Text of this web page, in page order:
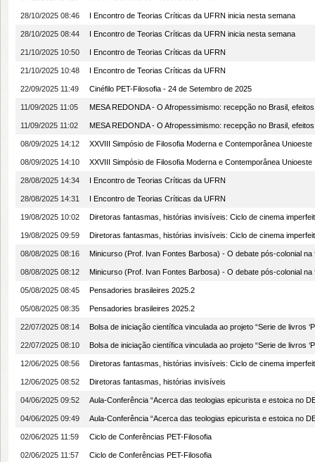
28/10/2025 08:46 I Encontro de Teorias Críticas da UFRN inicia nesta semana
28/10/2025 08:44 I Encontro de Teorias Críticas da UFRN inicia nesta semana
21/10/2025 10:50 I Encontro de Teorias Críticas da UFRN
21/10/2025 10:48 I Encontro de Teorias Críticas da UFRN
22/09/2025 11:49 Cinéfilo PET-Filosofia - 24 de Setembro de 2025
11/09/2025 11:05 MESA REDONDA - O Afropessimismo: recepção no Brasil,
11/09/2025 11:02 MESA REDONDA - O Afropessimismo: recepção no Brasil,
08/09/2025 14:12 XXVIII Simpósio de Filosofia Moderna e Contemporânea Unioeste
08/09/2025 14:10 XXVIII Simpósio de Filosofia Moderna e Contemporânea Unioeste
28/08/2025 14:34 I Encontro de Teorias Críticas da UFRN
28/08/2025 14:31 I Encontro de Teorias Críticas da UFRN
19/08/2025 10:02 Diretoras fantasmas, histórias invisíveis: Ciclo de cinema
19/08/2025 09:59 Diretoras fantasmas, histórias invisíveis: Ciclo de cinema
08/08/2025 08:16 Minicurso (Prof. Ivan Fontes Barbosa) - O debate pós-colonial
08/08/2025 08:12 Minicurso (Prof. Ivan Fontes Barbosa) - O debate pós-colonial
05/08/2025 08:45 Pensadories brasileires 2025.2
05/08/2025 08:35 Pensadories brasileires 2025.2
22/07/2025 08:14 Bolsa de iniciação científica vinculada ao projeto “Serie de livros
22/07/2025 08:10 Bolsa de iniciação científica vinculada ao projeto “Serie de livros
12/06/2025 08:56 Diretoras fantasmas, histórias invisíveis: Ciclo de cinema
12/06/2025 08:52 Diretoras fantasmas, histórias invisíveis
04/06/2025 09:52 Aula-Conferência “Acerca das teologias epicurista e estoica no
04/06/2025 09:49 Aula-Conferência “Acerca das teologias epicurista e estoica no
02/06/2025 11:59 Ciclo de Conferências PET-Filosofia
02/06/2025 11:57 Ciclo de Conferências PET-Filosofia